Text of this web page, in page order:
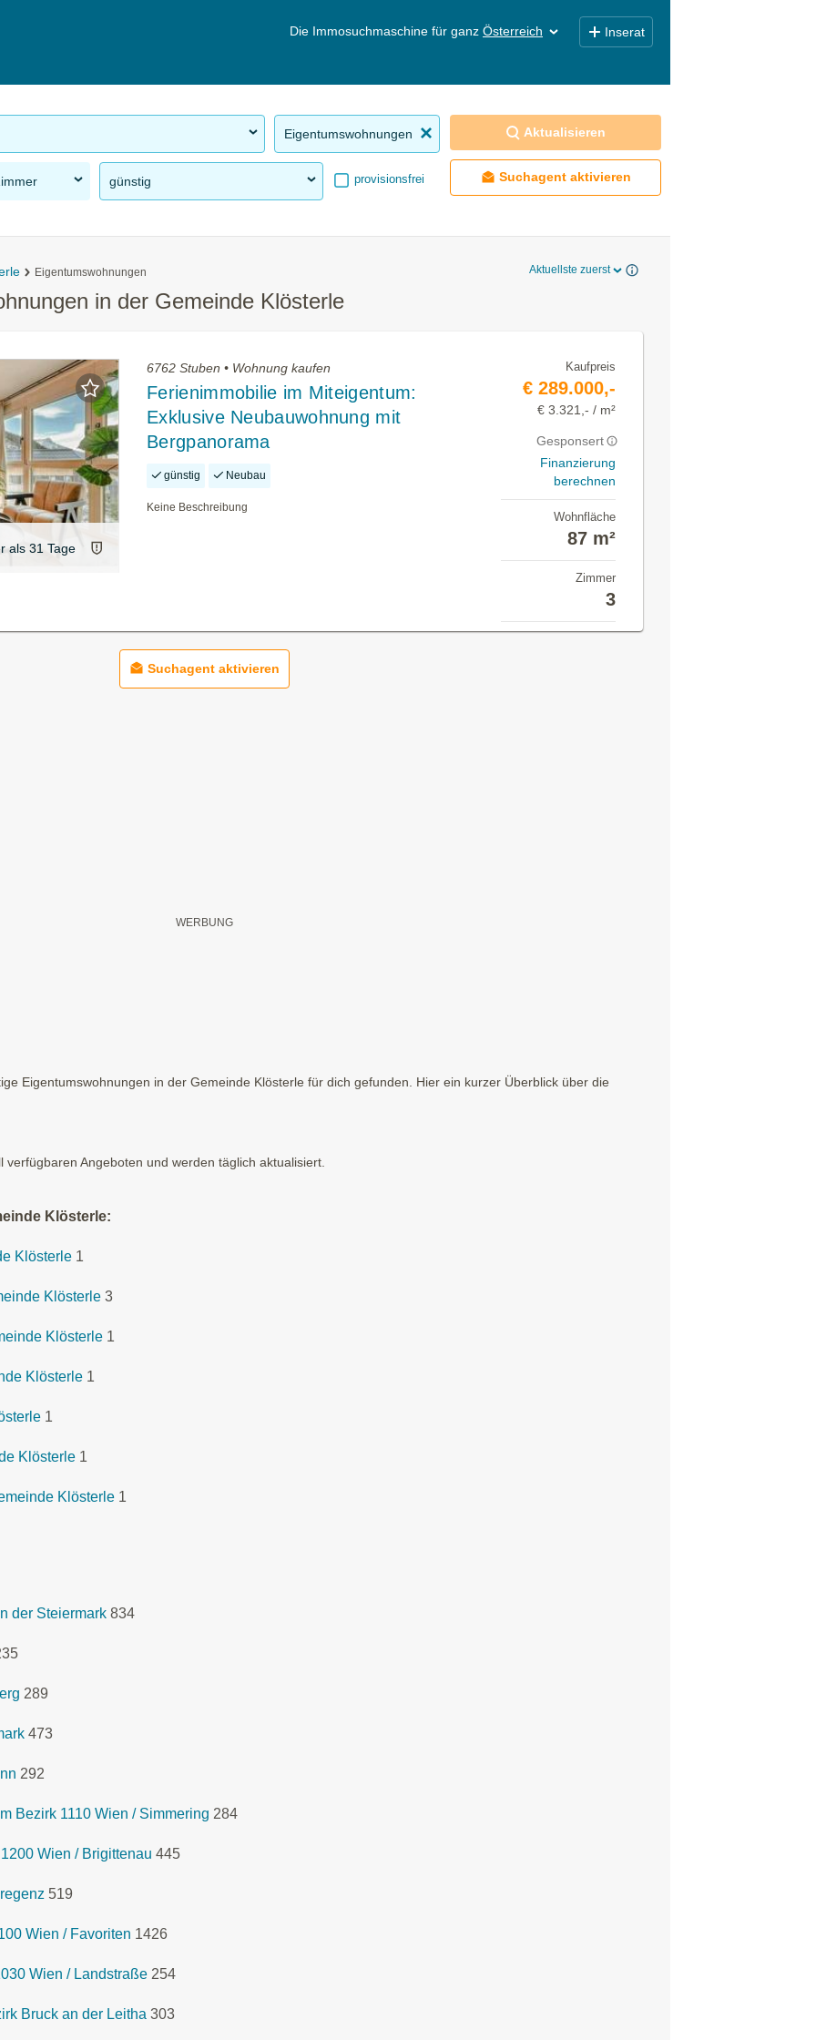
Die Immosuchmaschine für ganz Österreich Inserat
Eigentumswohnungen
günstig provisionsfrei
Aktualisieren
Suchagent aktivieren
Eigentumswohnungen Aktuellste zuerst
in der Gemeinde Klösterle
als 31 Tage
6762 Stuben • Wohnung kaufen
Ferienimmobilie im Miteigentum:
Exklusive Neubauwohnung mit
Bergpanorama
günstig Neubau
Keine Beschreibung
Kaufpreis
€ 289.000,-
€ 3.321,- / m²
Gesponsert
Finanzierung
berechnen
Wohnfläche
87 m²
Zimmer
3
Suchagent aktivieren
Eigentumswohnungen in der Gemeinde Klösterle für dich gefunden. Hier ein kurzer Überblick über die
Angeboten und werden täglich aktualisiert.
Klösterle:
Klösterle 1
Klösterle 3
Klösterle 1
Klösterle 1
1
Klösterle 1
Klösterle 1
der Steiermark 834
289
473
292
Bezirk 1110 Wien / Simmering 284
Wien / Brigittenau 445
519
Wien / Favoriten 1426
Wien / Landstraße 254
Bruck an der Leitha 303